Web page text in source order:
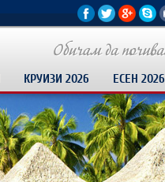
КРУИЗИ 2026 ЕСЕН 2026